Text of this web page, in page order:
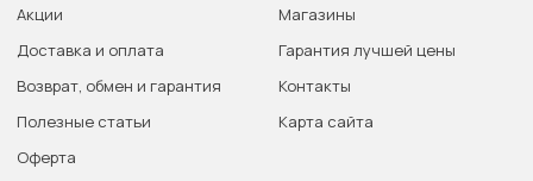
Акции
Доставка и оплата
Возврат, обмен и гарантия
Полезные статьи
Оферта
Магазины
Гарантия лучшей цены
Контакты
Карта сайта